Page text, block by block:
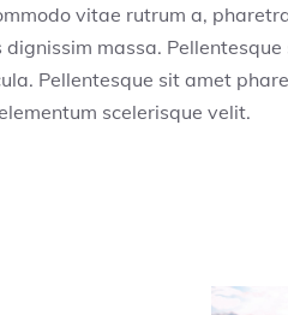
vitae rutrum a,
massa. Pellentesque
Pellentesque sit amet
scelerisque velit.